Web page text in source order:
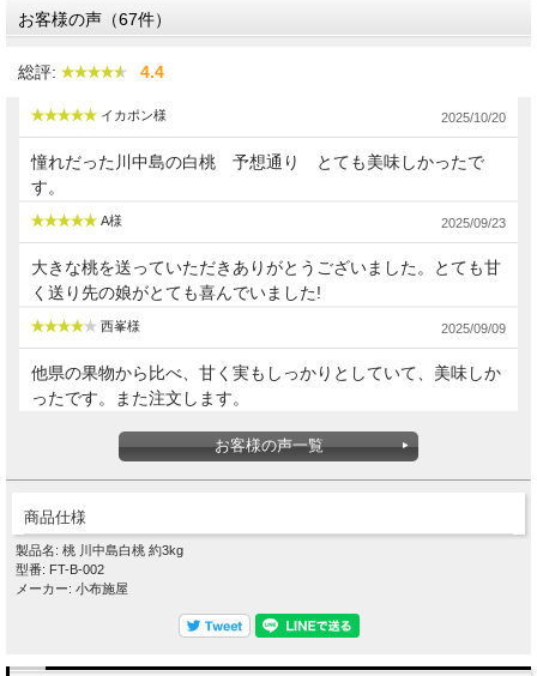
お客様の声（67件）
総評: 4.4
イカポン様 2025/10/20
憧れだった川中島の白桃 予想通り とても美味しかったで
す。
A様 2025/09/23
大きな桃を送っていただきありがとうございました。とても甘
く送り先の娘がとても喜んでいました!
西峯様 2025/09/09
他県の果物から比べ、甘く実もしっかりとしていて、美味しか
ったです。また注文します。
お客様の声一覧
商品仕様
製品名: 桃 川中島白桃 約3kg
型番: FT-B-002
メーカー: 小布施屋